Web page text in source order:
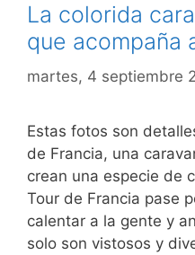
La colorida
que acompaña
martes, 4 septiembre
Estas fotos son
de Francia, una
crean una especie de
Tour de Francia pase
calentar a la gente y
solo son vistosos y